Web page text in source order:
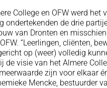
College en OFW werd het
ondertekenden de drie
van Dronten en
“Leerlingen, cliënten,
op (weer) volledig
de visie van het Almere
zijn voor elkaar
Mencke, bestuurder